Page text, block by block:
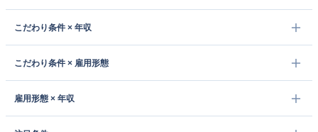
こだわり条件 × 年収
こだわり条件 × 雇用形態
雇用形態 × 年収